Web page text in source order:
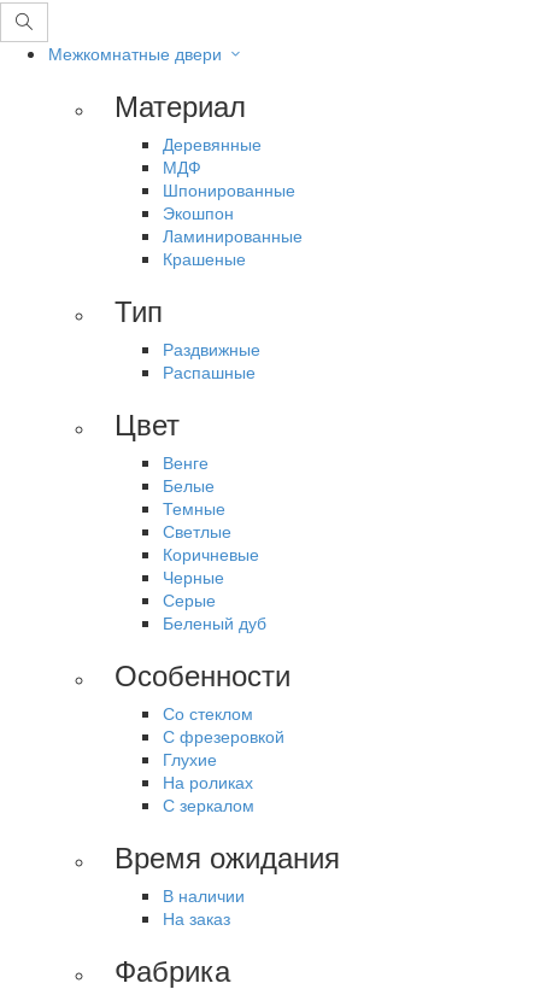
Межкомнатные двери
Материал
Деревянные
МДФ
Шпонированные
Экошпон
Ламинированные
Крашеные
Тип
Раздвижные
Распашные
Цвет
Венге
Белые
Темные
Светлые
Коричневые
Черные
Серые
Беленый дуб
Особенности
Со стеклом
С фрезеровкой
Глухие
На роликах
С зеркалом
Время ожидания
В наличии
На заказ
Фабрика